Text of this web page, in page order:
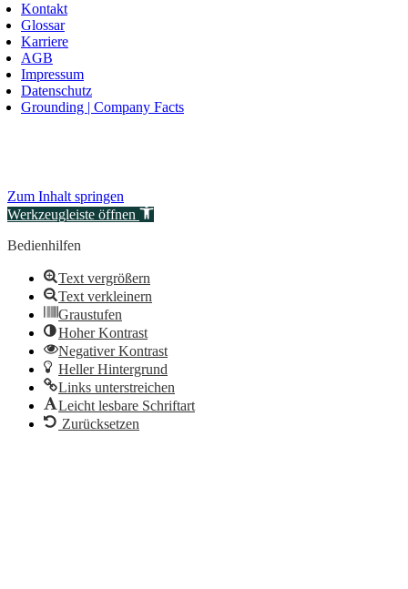
Kontakt
Glossar
Karriere
AGB
Impressum
Datenschutz
Grounding | Company Facts
Zum Inhalt springen
Werkzeugleiste öffnen
Bedienhilfen
Text vergrößern
Text verkleinern
Graustufen
Hoher Kontrast
Negativer Kontrast
Heller Hintergrund
Links unterstreichen
Leicht lesbare Schriftart
Zurücksetzen